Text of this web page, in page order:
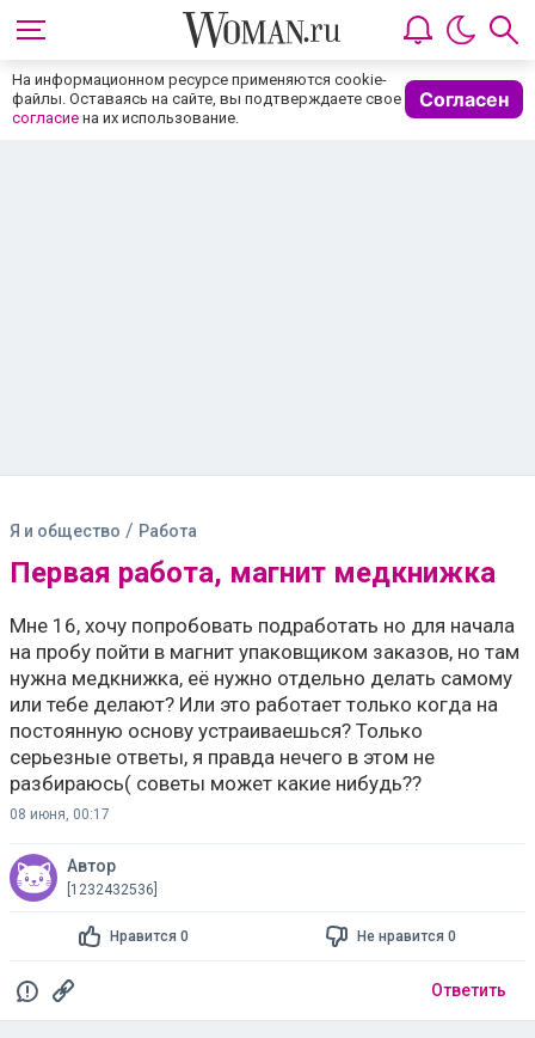
На информационном ресурсе применяются cookie-
файлы. Оставаясь на сайте, вы подтверждаете свое
согласие на их использование.
Согласен
Я и общество / Работа
Первая работа, магнит медкнижка
Мне 16, хочу попробовать подработать но для начала
на пробу пойти в магнит упаковщиком заказов, но там
нужна медкнижка, её нужно отдельно делать самому
или тебе делают? Или это работает только когда на
постоянную основу устраиваешься? Только
серьезные ответы, я правда нечего в этом не
разбираюсь( советы может какие нибудь??
08 июня, 00:17
Автор
[1232432536]
Нравится 0 Не нравится 0
Ответить